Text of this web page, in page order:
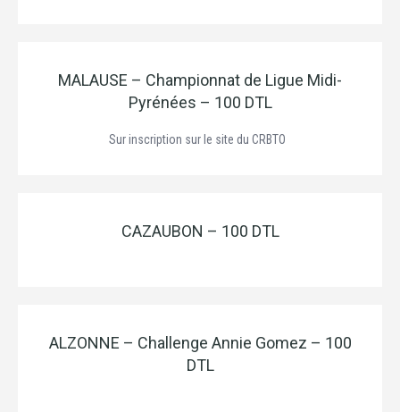
MALAUSE – Championnat de Ligue Midi-
Pyrénées – 100 DTL
Sur inscription sur le site du CRBTO
CAZAUBON – 100 DTL
ALZONNE – Challenge Annie Gomez – 100
DTL